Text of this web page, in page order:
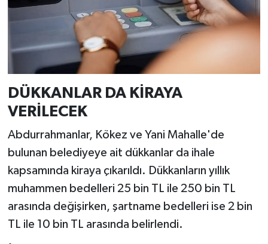
DÜKKANLAR DA KİRAYA
VERİLECEK
Abdurrahmanlar, Kökez ve Yani Mahalle'de
bulunan belediyeye ait dükkanlar da ihale
kapsamında kiraya çıkarıldı. Dükkanların yıllık
muhammen bedelleri 25 bin TL ile 250 bin TL
arasında değişirken, şartname bedelleri ise 2 bin
TL ile 10 bin TL arasında belirlendi.